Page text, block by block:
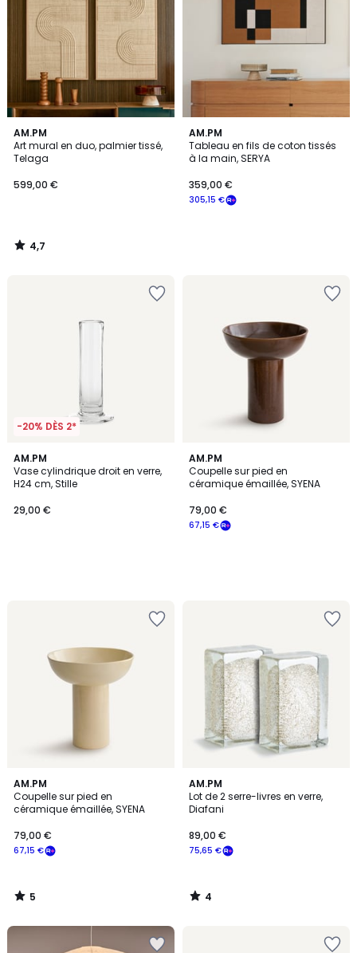
AM.PM
Art mural en duo, palmier tissé,
Telaga
599,00 €
4,7
/ 5
4,7
/
AM.PM
Tableau en fils de coton tissés
à la main, SERYA
305,15 €
359,00 €
-20% DÈS 2*
AM.PM
Vase cylindrique droit en verre,
H24 cm, Stille
29,00 €
AM.PM
Coupelle sur pied en
céramique émaillée, SYENA
67,15 €
79,00 €
AM.PM
Coupelle sur pied en
céramique émaillée, SYENA
67,15 €
79,00 €
5
/
5
5
/
AM.PM
Lot de 2 serre-livres en verre,
Diafani
75,65 €
89,00 €
4
/
5
4
/